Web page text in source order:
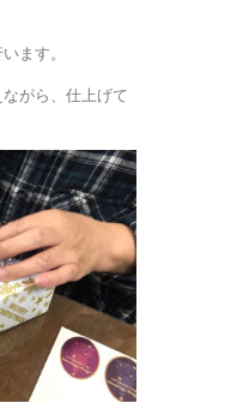
ます。
がら、仕上げて